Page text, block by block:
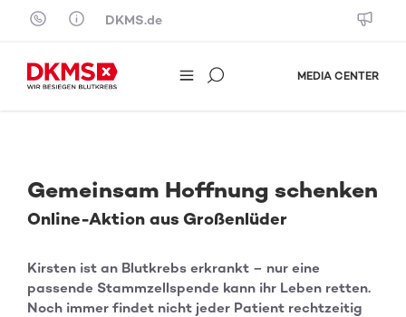
Skip to content
DKMS.de
MEDIA CENTER
Gemeinsam Hoffnung schenken
Online-Aktion aus Großenlüder
Kirsten ist an Blutkrebs erkrankt – nur eine
passende Stammzellspende kann ihr Leben retten.
Noch immer findet nicht jeder Patient rechtzeitig